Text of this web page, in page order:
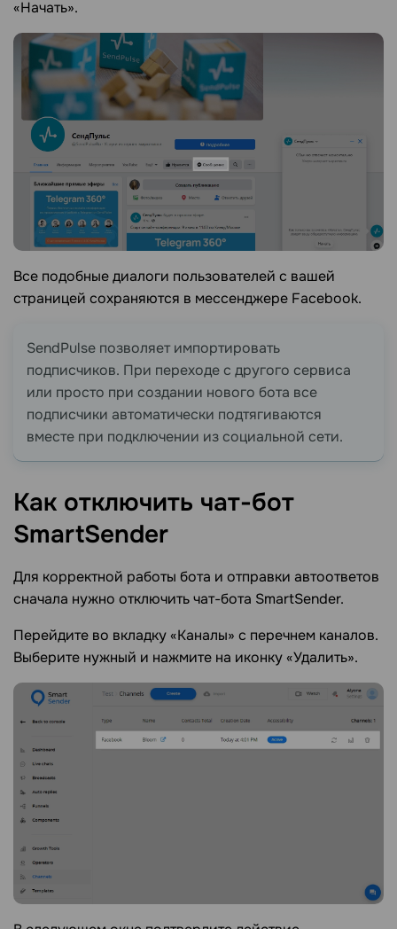
«Начать».
Все подобные диалоги пользователей с вашей
страницей сохраняются в мессенджере Facebook.
SendPulse позволяет импортировать
подписчиков. При переходе с другого сервиса
или просто при создании нового бота все
подписчики автоматически подтягиваются
вместе при подключении из социальной сети.
Как отключить чат-бот
SmartSender
Для корректной работы бота и отправки автоответов
сначала нужно отключить чат-бота SmartSender.
Перейдите во вкладку «Каналы» с перечнем каналов.
Выберите нужный и нажмите на иконку «Удалить».